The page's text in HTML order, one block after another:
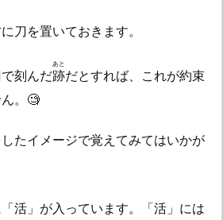
刀を置いておきます。
刻んだ跡
あと
だとすれば、これが約束
。🧐
たイメージで覚えてみてはいかが
活」が入っています。「活」には